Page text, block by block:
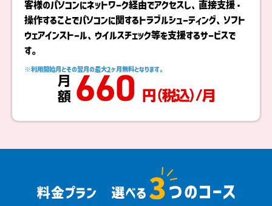
客様のパソコンにネットワーク経由でアクセスし、直接支援・
操作することでパソコンに関するトラブルシューティング、ソフト
ウェアインストール、ウイルスチェック等を支援するサービスで
す。
※利用開始月とその翌月の最大2ヶ月無料となります。